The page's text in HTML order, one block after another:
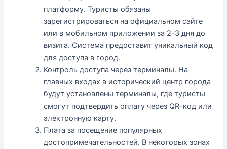
платформу. Туристы обязаны
зарегистрироваться на официальном сайте
или в мобильном приложении за 2-3 дня до
визита. Система предоставит уникальный код
для доступа в город.
Контроль доступа через терминалы. На
главных входах в исторический центр города
будут установлены терминалы, где туристы
смогут подтвердить оплату через QR-код или
электронную карту.
Плата за посещение популярных
достопримечательностей. В некоторых зонах